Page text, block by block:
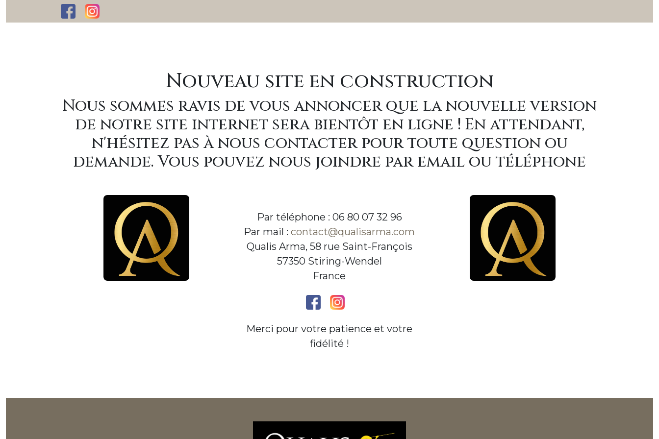
Nouveau site en construction
Nous sommes ravis de vous annoncer que la nouvelle version
de notre site internet sera bientôt en ligne ! En attendant,
n'hésitez pas à nous contacter pour toute question ou
demande. Vous pouvez nous joindre par email ou téléphone
Par téléphone : 06 80 07 32 96
Par mail :contact@qualisarma.com
Qualis Arma, 58 rue Saint-François
57350 Stiring-Wendel
France
Merci pour votre patience et votre
fidélité !